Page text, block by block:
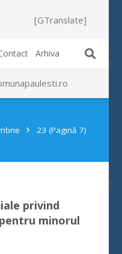
[GTranslate]
Arhiva
23 (Pagină 7)
privind
minorul